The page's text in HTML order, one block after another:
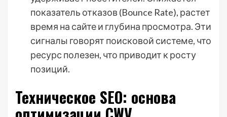
показатель отказов (Bounce Rate), растет
время на сайте и глубина просмотра. Эти
сигналы говорят поисковой системе, что
ресурс полезен, что приводит к росту
позиций.
Техническое SEO: основа